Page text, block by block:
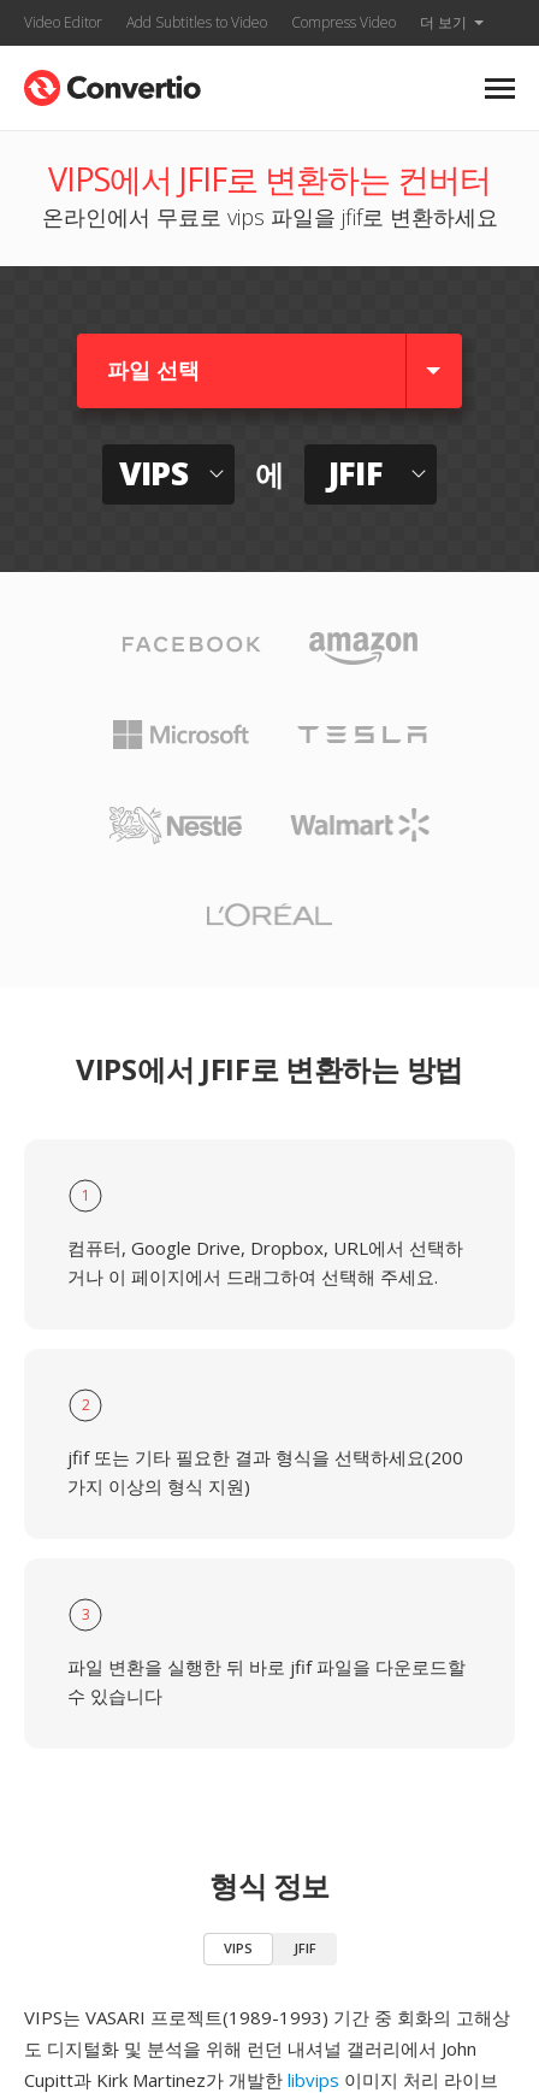
Video Editor Add Subtitles to Video Compress Video 더 보기
VIPS에서 JFIF로 변환하는 컨버터
온라인에서 무료로 vips 파일을 jfif로 변환하세요
파일 선택
VIPS 에 JFIF
VIPS에서 JFIF로 변환하는 방법
1
컴퓨터, Google Drive, Dropbox, URL에서 선택하
거나 이 페이지에서 드래그하여 선택해 주세요.
2
jfif 또는 기타 필요한 결과 형식을 선택하세요(200
가지 이상의 형식 지원)
3
파일 변환을 실행한 뒤 바로 jfif 파일을 다운로드할
수 있습니다
형식 정보
VIPS JFIF
VIPS는 VASARI 프로젝트(1989-1993) 기간 중 회화의 고해상
도 디지털화 및 분석을 위해 런던 내셔널 갤러리에서 John
Cupitt과 Kirk Martinez가 개발한 libvips 이미지 처리 라이브